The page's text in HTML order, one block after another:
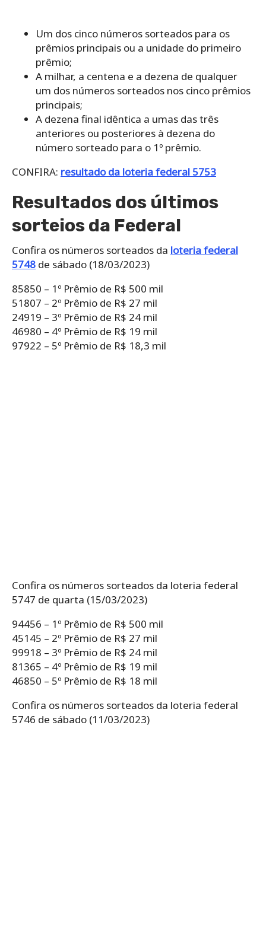
Um dos cinco números sorteados para os
prêmios principais ou a unidade do primeiro
prêmio;
A milhar, a centena e a dezena de qualquer
um dos números sorteados nos cinco prêmios
principais;
A dezena final idêntica a umas das três
anteriores ou posteriores à dezena do
número sorteado para o 1º prêmio.
CONFIRA: resultado da loteria federal 5753
Resultados dos últimos
sorteios da Federal
Confira os números sorteados da loteria federal
5748 de sábado (18/03/2023)
85850 – 1º Prêmio de R$ 500 mil
51807 – 2º Prêmio de R$ 27 mil
24919 – 3º Prêmio de R$ 24 mil
46980 – 4º Prêmio de R$ 19 mil
97922 – 5º Prêmio de R$ 18,3 mil
Confira os números sorteados da loteria federal
5747 de quarta (15/03/2023)
94456 – 1º Prêmio de R$ 500 mil
45145 – 2º Prêmio de R$ 27 mil
99918 – 3º Prêmio de R$ 24 mil
81365 – 4º Prêmio de R$ 19 mil
46850 – 5º Prêmio de R$ 18 mil
Confira os números sorteados da loteria federal
5746 de sábado (11/03/2023)